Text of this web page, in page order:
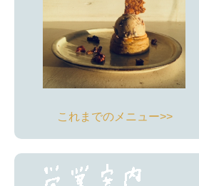
これまでのメニュー>>